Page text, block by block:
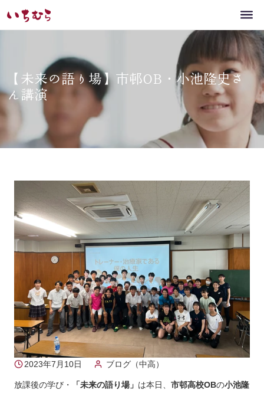
【未来の語り場】市邨OB・小池隆史さ
ん講演
2023年7月10日 ブログ（中高）
放課後の学び・ 「未来の語り場」 は本日、 市邨高校OBの小池隆